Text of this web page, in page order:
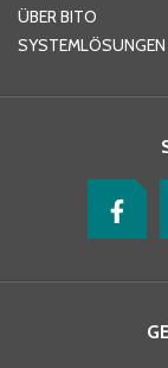
ÜBER BITO
SYSTEMLÖSUNGEN